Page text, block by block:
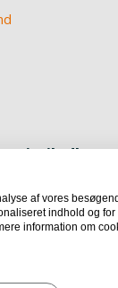
en
Hver måned vil
teknik og
af vores
indhold og for
information om